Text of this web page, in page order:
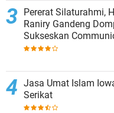
Pererat Silaturahmi,
Raniry Gandeng
Sukseskan
Jasa Umat Islam
Serikat